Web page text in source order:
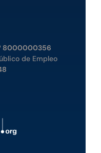
8000000356
de Empleo